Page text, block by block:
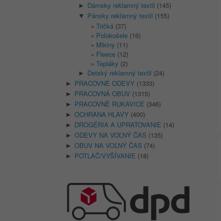
► Dámsky reklamný textil (145)
▼ Pánsky reklamný textil (155)
Tričká (37)
Polokošele (16)
Mikiny (11)
Fleece (12)
Tepláky (2)
► Detský reklamný textil (24)
► PRACOVNÉ ODEVY (1333)
► PRACOVNÁ OBUV (1315)
► PRACOVNÉ RUKAVICE (346)
► OCHRANA HLAVY (400)
► DROGÉRIA A UPRATOVANIE (14)
► ODEVY NA VOĽNÝ ČAS (135)
► OBUV NA VOĽNÝ ČAS (74)
► POTLAČ/VYŠÍVANIE (18)